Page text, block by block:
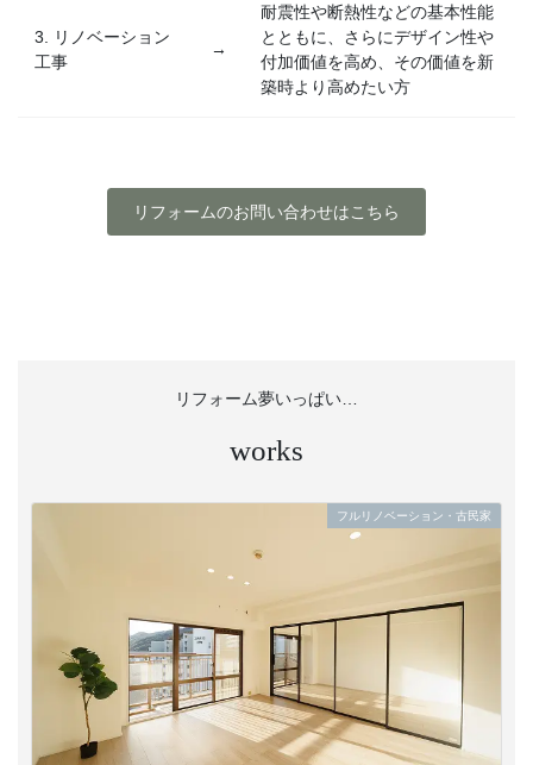
3. リノベーション
工事
→
耐震性や断熱性などの基本性能
とともに、さらにデザイン性や
付加価値を高め、その価値を新
築時より高めたい方
リフォームのお問い合わせはこちら
リフォーム夢いっぱい…
works
フルリノベーション・古民家